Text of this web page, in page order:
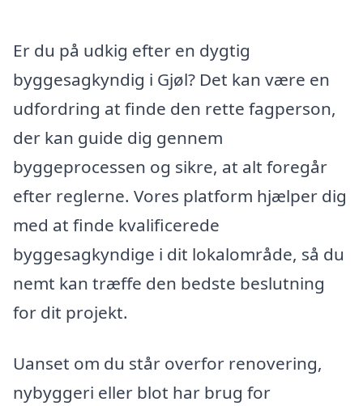
Er du på udkig efter en dygtig
byggesagkyndig i Gjøl? Det kan være en
udfordring at finde den rette fagperson,
der kan guide dig gennem
byggeprocessen og sikre, at alt foregår
efter reglerne. Vores platform hjælper dig
med at finde kvalificerede
byggesagkyndige i dit lokalområde, så du
nemt kan træffe den bedste beslutning
for dit projekt.
Uanset om du står overfor renovering,
nybyggeri eller blot har brug for